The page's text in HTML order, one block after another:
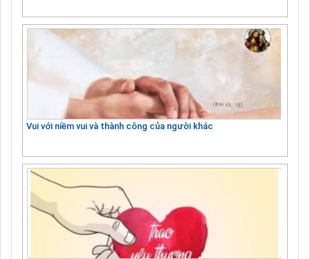
Vui với niềm vui và thành công của người khác